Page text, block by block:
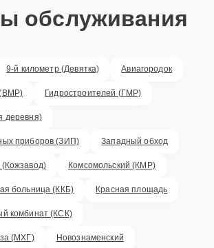
обслуживания
9-й километр (Девятка) Авиагородок
Гидростроителей (ГМР)
деревня)
приборов (ЗИП) Западный обход
Комсомольский (КМР)
больница (ККБ) Красная площадь
комбинат (КСК)
(МХГ) Новознаменский